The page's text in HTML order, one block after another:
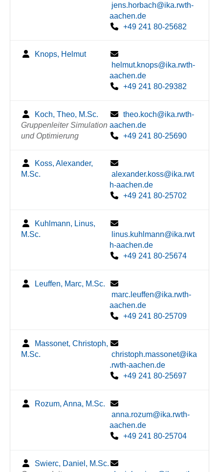
jens.horbach@ika.rwth-
aachen.de
+49 241 80-25682
Knops, Helmut
helmut.knops@ika.rwth-
aachen.de
+49 241 80-29382
Koch, Theo, M.Sc.
Gruppenleiter Simulation
und Optimierung
theo.koch@ika.rwth-
aachen.de
+49 241 80-25690
Koss, Alexander,
M.Sc.
alexander.koss@ika.rwt
h-aachen.de
+49 241 80-25702
Kuhlmann, Linus,
M.Sc.
linus.kuhlmann@ika.rwt
h-aachen.de
+49 241 80-25674
Leuffen, Marc, M.Sc.
marc.leuffen@ika.rwth-
aachen.de
+49 241 80-25709
Massonet, Christoph,
M.Sc.
christoph.massonet@ika
.rwth-aachen.de
+49 241 80-25697
Rozum, Anna, M.Sc.
anna.rozum@ika.rwth-
aachen.de
+49 241 80-25704
Swierc, Daniel, M.Sc.